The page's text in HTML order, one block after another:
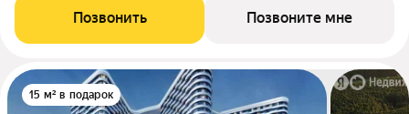
Позвонить Позвоните мне
15 м² в подарок